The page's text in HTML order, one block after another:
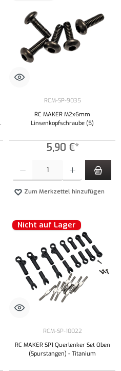
RCM-SP-9035
RC MAKER M2x6mm
Linsenkopfschraube (5)
5,90 €*
Zum Merkzettel hinzufügen
Nicht auf Lager
RCM-SP-10022
RC MAKER SP1 Querlenker Set Oben
(Spurstangen) - Titanium